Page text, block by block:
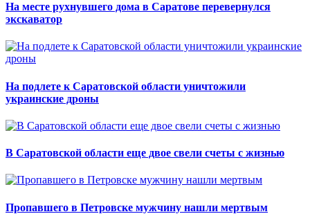
На месте рухнувшего дома в Саратове перевернулся
экскаватор
На подлете к Саратовской области уничтожили
украинские дроны
В Саратовской области еще двое свели счеты с жизнью
Пропавшего в Петровске мужчину нашли мертвым